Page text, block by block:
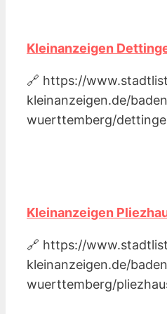
Kleinanzeigen
🔗 https://
kleinanzeigen.de/
wuerttemberg/
Kleinanzeigen
🔗 https://
kleinanzeigen.de/
wuerttemberg/